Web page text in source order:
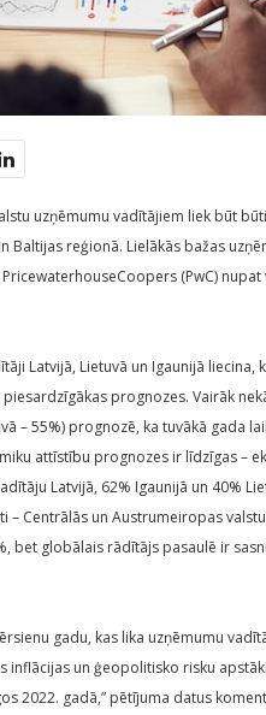
uzņēmumu vadītājiem liek būt
Baltijas reģionā. Lielākās bažas
(PwC) nupat
Latvijā, Lietuvā un Igaunijā
prognozes. Vairāk
– 55%) prognozē, ka tuvākā gada
attīstību prognozes ir līdzīgas –
Latvijā, 62% Igaunijā un 40%
– Centrālās un Austrumeiropas
bet globālais rādītājs pasaulē ir
gadu, kas lika uzņēmumu
un ģeopolitisko risku
2022. gadā,” pētījuma datus